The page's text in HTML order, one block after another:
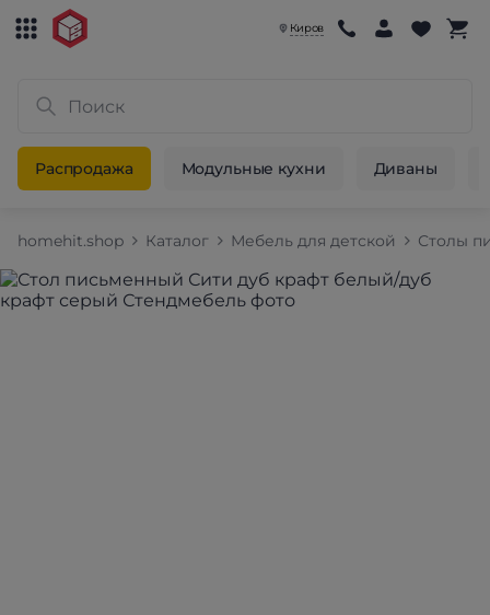
Киров
Распродажа Модульные кухни Диваны
homehit.shop Каталог Мебель для детской Столы